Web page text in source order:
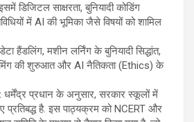
डिजिटल साक्षरता, बुनियादी कोडिंग
में AI की भूमिका जैसे विषयों को शामिल
हैंडलिंग, मशीन लर्निंग के बुनियादी सिद्धांत,
की शुरुआत और AI नैतिकता (Ethics) के
धर्मेंद्र प्रधान के अनुसार, सरकार स्कूलों में
प्रतिबद्ध है. इस पाठ्यक्रम को NCERT और